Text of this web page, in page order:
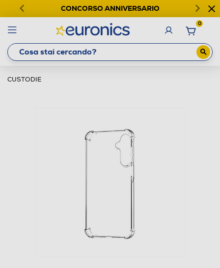
CONCORSO ANNIVERSARIO
0
CUSTODIE